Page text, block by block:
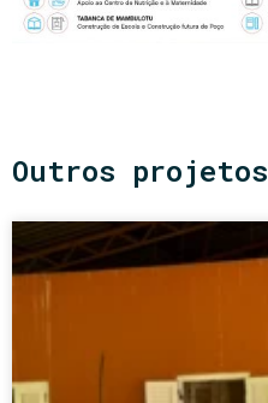
Outros projetos